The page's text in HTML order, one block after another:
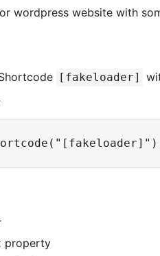
wordpress website with
[fakeloader]
property